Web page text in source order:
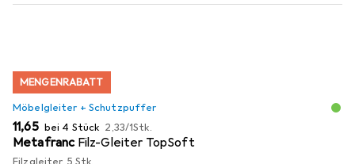
MENGENRABATT
Möbelgleiter + Schutzpuffer
EUR
11,65 bei 4 Stück EUR
2,33/1Stk.
Metafranc Filz-Gleiter TopSoft
Filzgleiter, 5 Stk.